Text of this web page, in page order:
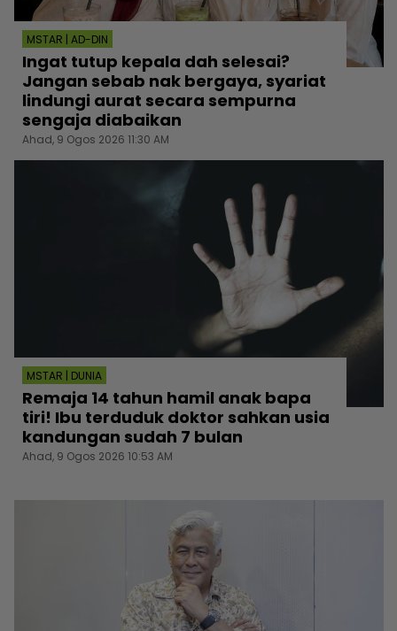
MSTAR | AD-DIN
Ingat tutup kepala dah selesai?
Jangan sebab nak bergaya, syariat
lindungi aurat secara sempurna
sengaja diabaikan
Ahad, 9 Ogos 2026 11:30 AM
MSTAR | DUNIA
Remaja 14 tahun hamil anak bapa
tiri! Ibu terduduk doktor sahkan usia
kandungan sudah 7 bulan
Ahad, 9 Ogos 2026 10:53 AM